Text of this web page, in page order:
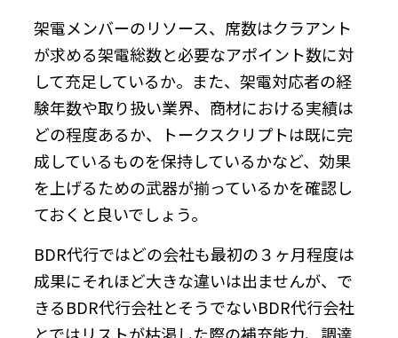
架電メンバーのリソース、席数はクラアント
が求める架電総数と必要なアポイント数に対
して充足しているか。また、架電対応者の経
験年数や取り扱い業界、商材における実績は
どの程度あるか、トークスクリプトは既に完
成しているものを保持しているかなど、効果
を上げるための武器が揃っているかを確認し
ておくと良いでしょう。
BDR代行ではどの会社も最初の３ヶ月程度は
成果にそれほど大きな違いは出ませんが、で
きるBDR代行会社とそうでないBDR代行会社